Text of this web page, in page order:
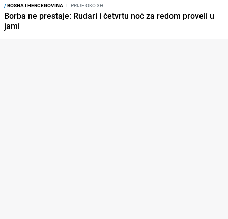
/BOSNA I HERCEGOVINA I PRIJE OKO 3H
Borba ne prestaje: Rudari i četvrtu noć za redom proveli u
jami